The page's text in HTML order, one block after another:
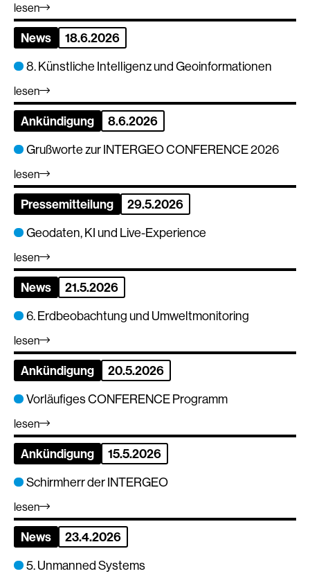
lesen
8. Künstliche Intelligenz und Geoinformationen
News 18.6.2026
lesen
Grußworte zur INTERGEO CONFERENCE 2026
Ankündigung 8.6.2026
lesen
Geodaten, KI und Live-Experience
Pressemitteilung 29.5.2026
lesen
6. Erdbeobachtung und Umweltmonitoring
News 21.5.2026
lesen
Vorläufiges CONFERENCE Programm
Ankündigung 20.5.2026
lesen
Schirmherr der INTERGEO
Ankündigung 15.5.2026
lesen
5. Unmanned Systems
News 23.4.2026